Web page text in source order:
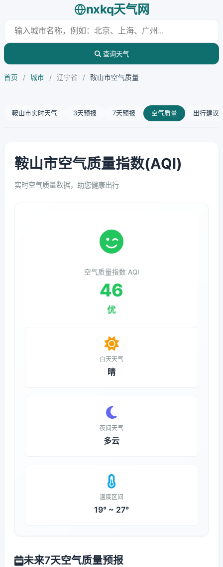
nxkq天气网
查询天气
首页 / 城市 / 辽宁省 / 鞍山市空气质量
鞍山市实时天气 3天预报 7天预报 空气质量 出行建议
鞍山市空气质量指数(AQI)
实时空气质量数据，助您健康出行
空气质量指数 AQI
46
优
白天天气
晴
夜间天气
多云
温度区间
19° ~ 27°
未来7天空气质量预报